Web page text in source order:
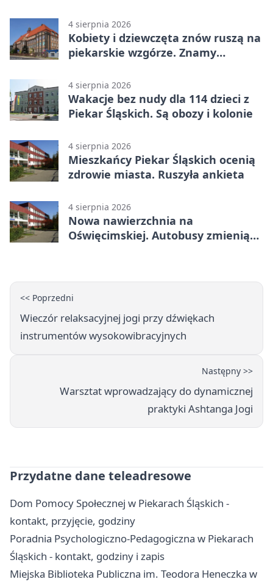
4 sierpnia 2026
Kobiety i dziewczęta znów ruszą na
piekarskie wzgórze. Znamy
4 sierpnia 2026
Wakacje bez nudy dla 114 dzieci z
Piekar Śląskich. Są obozy i kolonie
4 sierpnia 2026
Mieszkańcy Piekar Śląskich ocenią
zdrowie miasta. Ruszyła ankieta
4 sierpnia 2026
Nowa nawierzchnia na
Oświęcimskiej. Autobusy zmienią
<< Poprzedni
Wieczór relaksacyjnej jogi przy dźwiękach
instrumentów wysokowibracyjnych
Następny >>
Warsztat wprowadzający do dynamicznej
praktyki Ashtanga Jogi
Przydatne dane teleadresowe
Dom Pomocy Społecznej w Piekarach Śląskich -
kontakt, przyjęcie, godziny
Poradnia Psychologiczno-Pedagogiczna w Piekarach
Śląskich - kontakt, godziny i zapis
Miejska Biblioteka Publiczna im. Teodora Heneczka w